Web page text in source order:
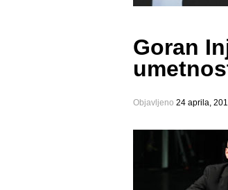
Goran
Objavljeno 24 aprila,